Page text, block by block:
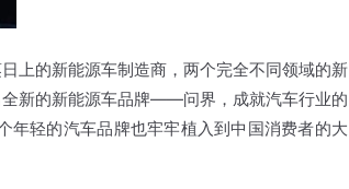
上的新能源车制造商，两个完全不同领域的新
全新的新能源车品牌——问界，成就汽车行业的
年轻的汽车品牌也牢牢植入到中国消费者的大